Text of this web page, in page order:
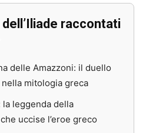
raccontati
delle Amazzoni: il duello
mitologia greca
la leggenda della
uccise l’eroe greco